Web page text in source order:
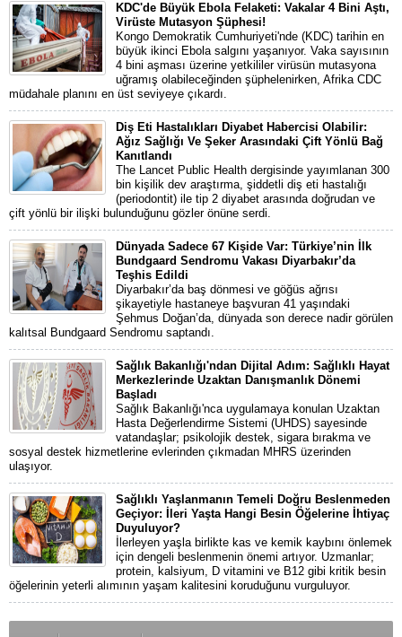
KDC'de Büyük Ebola Felaketi: Vakalar 4 Bini Aştı,
Virüste Mutasyon Şüphesi!
Kongo Demokratik Cumhuriyeti'nde (KDC) tarihin en
büyük ikinci Ebola salgını yaşanıyor. Vaka sayısının
4 bini aşması üzerine yetkililer virüsün mutasyona
uğramış olabileceğinden şüphelenirken, Afrika CDC
müdahale planını en üst seviyeye çıkardı.
Diş Eti Hastalıkları Diyabet Habercisi Olabilir:
Ağız Sağlığı Ve Şeker Arasındaki Çift Yönlü Bağ
Kanıtlandı
The Lancet Public Health dergisinde yayımlanan 300
bin kişilik dev araştırma, şiddetli diş eti hastalığı
(periodontit) ile tip 2 diyabet arasında doğrudan ve
çift yönlü bir ilişki bulunduğunu gözler önüne serdi.
Dünyada Sadece 67 Kişide Var: Türkiye’nin İlk
Bundgaard Sendromu Vakası Diyarbakır’da
Teşhis Edildi
Diyarbakır’da baş dönmesi ve göğüs ağrısı
şikayetiyle hastaneye başvuran 41 yaşındaki
Şehmus Doğan’da, dünyada son derece nadir görülen
kalıtsal Bundgaard Sendromu saptandı.
Sağlık Bakanlığı'ndan Dijital Adım: Sağlıklı Hayat
Merkezlerinde Uzaktan Danışmanlık Dönemi
Başladı
Sağlık Bakanlığı'nca uygulamaya konulan Uzaktan
Hasta Değerlendirme Sistemi (UHDS) sayesinde
vatandaşlar; psikolojik destek, sigara bırakma ve
sosyal destek hizmetlerine evlerinden çıkmadan MHRS üzerinden
ulaşıyor.
Sağlıklı Yaşlanmanın Temeli Doğru Beslenmeden
Geçiyor: İleri Yaşta Hangi Besin Öğelerine İhtiyaç
Duyuluyor?
İlerleyen yaşla birlikte kas ve kemik kaybını önlemek
için dengeli beslenmenin önemi artıyor. Uzmanlar;
protein, kalsiyum, D vitamini ve B12 gibi kritik besin
öğelerinin yeterli alımının yaşam kalitesini koruduğunu vurguluyor.